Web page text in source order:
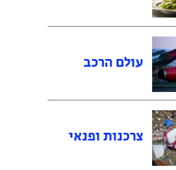
עולם הרכב
צרכנות ופנאי